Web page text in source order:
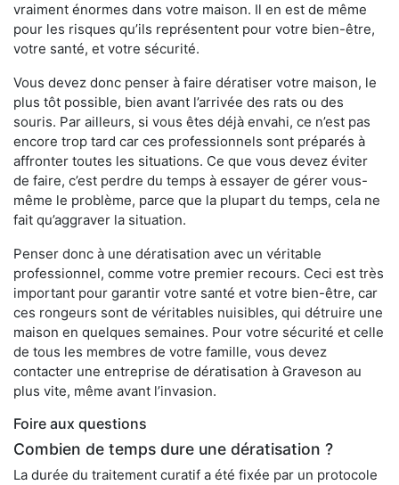
vraiment énormes dans votre maison. Il en est de même
pour les risques qu’ils représentent pour votre bien-être,
votre santé, et votre sécurité.
Vous devez donc penser à faire dératiser votre maison, le
plus tôt possible, bien avant l’arrivée des rats ou des
souris. Par ailleurs, si vous êtes déjà envahi, ce n’est pas
encore trop tard car ces professionnels sont préparés à
affronter toutes les situations. Ce que vous devez éviter
de faire, c’est perdre du temps à essayer de gérer vous-
même le problème, parce que la plupart du temps, cela ne
fait qu’aggraver la situation.
Penser donc à une dératisation avec un véritable
professionnel, comme votre premier recours. Ceci est très
important pour garantir votre santé et votre bien-être, car
ces rongeurs sont de véritables nuisibles, qui détruire une
maison en quelques semaines. Pour votre sécurité et celle
de tous les membres de votre famille, vous devez
contacter une entreprise de dératisation à Graveson au
plus vite, même avant l’invasion.
Foire aux questions
Combien de temps dure une dératisation ?
La durée du traitement curatif a été fixée par un protocole